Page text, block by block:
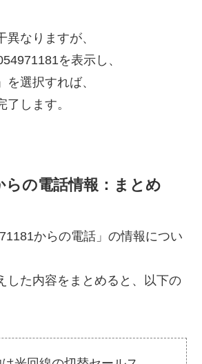
異なりますが、
を表示し、
を選択すれば、
了します。
らの電話情報：まとめ
からの電話」の情報につい
した内容をまとめると、以下の